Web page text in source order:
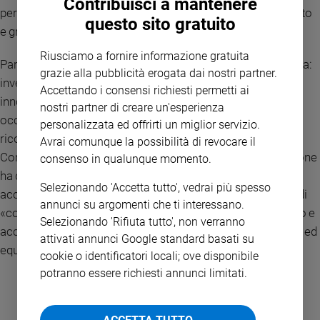
percorso ancora più significativo, tra entusiasmo, confronto
e grande orgoglio per il lavoro svolto».
Parole che raccontano bene il senso profondo dell’iniziativa:
investire sulle nuove generazioni affinché tecnologia e
innovazione non restino strumenti astratti, ma diventino
occasioni di inclusione e attenzione alle fragilità. Come ha
ricordatoAnastasia Buda , Head of ESG, CSR & Internal
Communication di Samsung Electronics Italia, «l’innovazione
ha davvero valore solo quando è pensata per essere
accessibile a tutti» confermando l’intenzione dell’azienda di
«continuare a investire nei giovani, valorizzandone il talento e
accompagnandoli nella costruzione di un futuro più aperto ed
equo».
questo sito gratuito
Riusciamo a fornire informazione gratuita
grazie alla pubblicità erogata dai nostri partner.
Accettando i consensi richiesti permetti ai
nostri partner di creare un'esperienza
personalizzata ed offrirti un miglior servizio.
Avrai comunque la possibilità di revocare il
consenso in qualunque momento.
Selezionando 'Accetta tutto', vedrai più spesso
annunci su argomenti che ti interessano.
Selezionando 'Rifiuta tutto', non verranno
attivati annunci Google standard basati su
cookie o identificatori locali; ove disponibile
potranno essere richiesti annunci limitati.